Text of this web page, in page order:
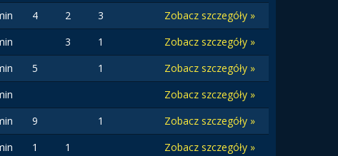
4 2 3
Zobacz szczegóły »
3 1
Zobacz szczegóły »
5 1
Zobacz szczegóły »
Zobacz szczegóły »
9 1
Zobacz szczegóły »
1 1
Zobacz szczegóły »